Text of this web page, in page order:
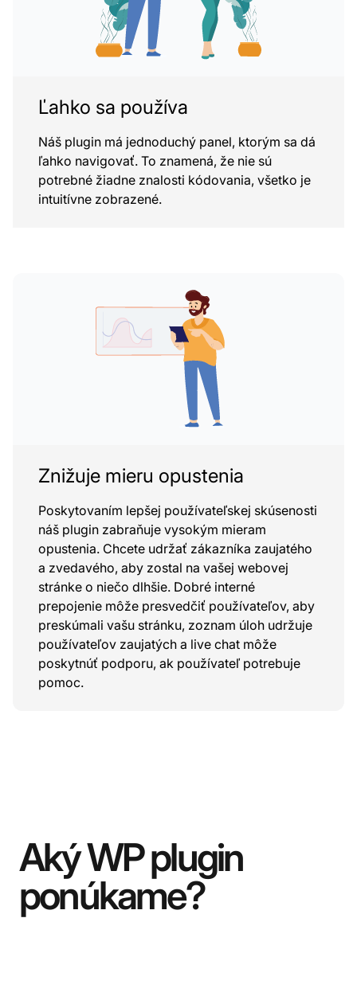
Ľahko sa používa
Náš plugin má jednoduchý panel, ktorým sa dá
ľahko navigovať. To znamená, že nie sú
potrebné žiadne znalosti kódovania, všetko je
intuitívne zobrazené.
Znižuje mieru opustenia
Poskytovaním lepšej používateľskej skúsenosti
náš plugin zabraňuje vysokým mieram
opustenia. Chcete udržať zákazníka zaujatého
a zvedavého, aby zostal na vašej webovej
stránke o niečo dlhšie. Dobré interné
prepojenie môže presvedčiť používateľov, aby
preskúmali vašu stránku, zoznam úloh udržuje
používateľov zaujatých a live chat môže
poskytnúť podporu, ak používateľ potrebuje
pomoc.
Aký WP plugin
ponúkame?